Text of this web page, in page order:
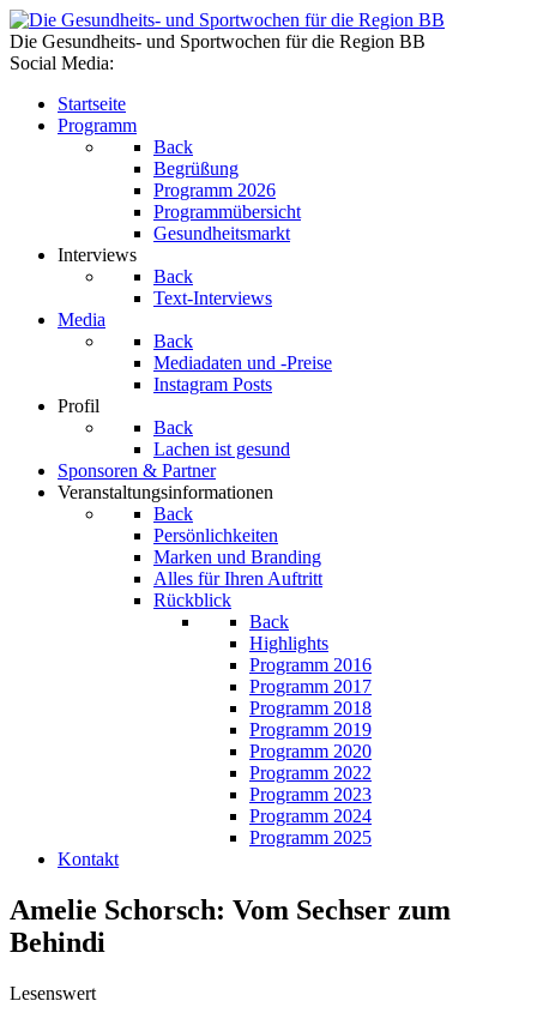
Die Gesundheits- und Sportwochen für die Region BB
Social Media:
Startseite
Programm
Back
Begrüßung
Programm 2026
Programmübersicht
Gesundheitsmarkt
Interviews
Back
Text-Interviews
Media
Back
Mediadaten und -Preise
Instagram Posts
Profil
Back
Lachen ist gesund
Sponsoren & Partner
Veranstaltungsinformationen
Back
Persönlichkeiten
Marken und Branding
Alles für Ihren Auftritt
Rückblick
Back
Highlights
Programm 2016
Programm 2017
Programm 2018
Programm 2019
Programm 2020
Programm 2022
Programm 2023
Programm 2024
Programm 2025
Kontakt
Amelie Schorsch: Vom Sechser zum
Behindi
Lesenswert